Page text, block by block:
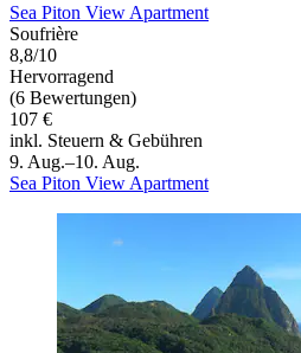
Sea Piton View Apartment
Soufrière
8,8/10
Hervorragend
(6 Bewertungen)
107 €
inkl. Steuern & Gebühren
9. Aug.–10. Aug.
Sea Piton View Apartment